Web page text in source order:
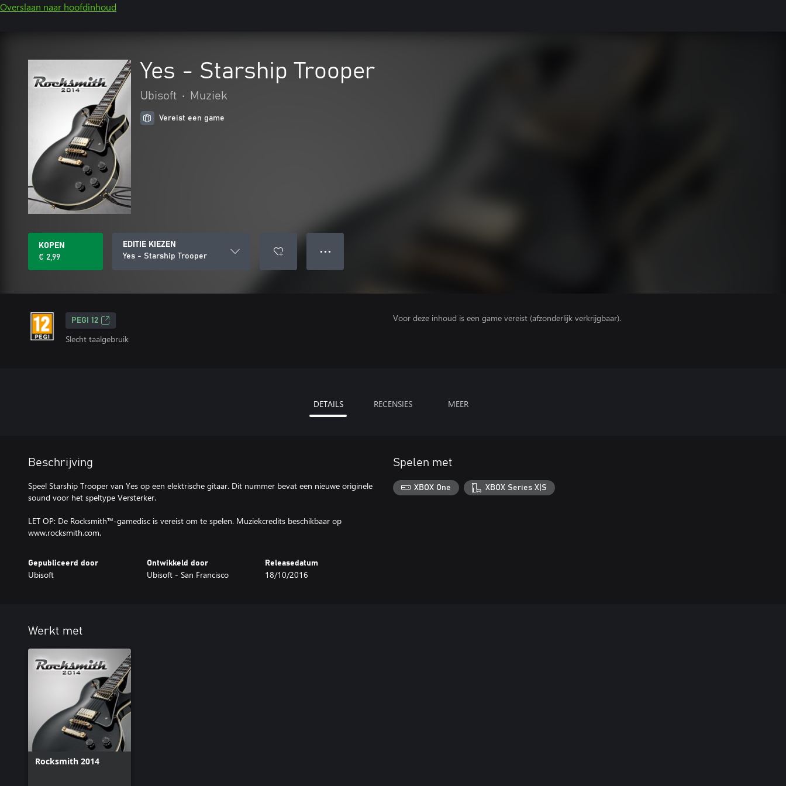
Overslaan naar hoofdinhoud
Yes - Starship Trooper
Ubisoft • Muziek
Vereist een game
KOPEN
€ 2,99
EDITIE KIEZEN
Yes - Starship Trooper
● ● ●
PEGI 12
Slecht taalgebruik
Voor deze inhoud is een game vereist (afzonderlijk verkrijgbaar).
DETAILS RECENSIES MEER
Beschrijving
Speel Starship Trooper van Yes op een elektrische gitaar. Dit nummer bevat een nieuwe originele
sound voor het speltype Versterker.
LET OP: De Rocksmith™-gamedisc is vereist om te spelen. Muziekcredits beschikbaar op
www.rocksmith.com.
Gepubliceerd door
Ubisoft
Ontwikkeld door
Ubisoft - San Francisco
Releasedatum
18/10/2016
Spelen met
XBOX One XBOX Series X|S
Werkt met
Rocksmith 2014